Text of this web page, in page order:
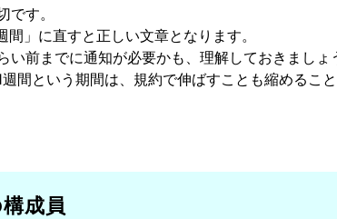
です。
間」に直すと正しい文章となります。
い前までに通知が必要かも、理解しておきましょ
間という期間は、規約で伸ばすことも縮めること
成員